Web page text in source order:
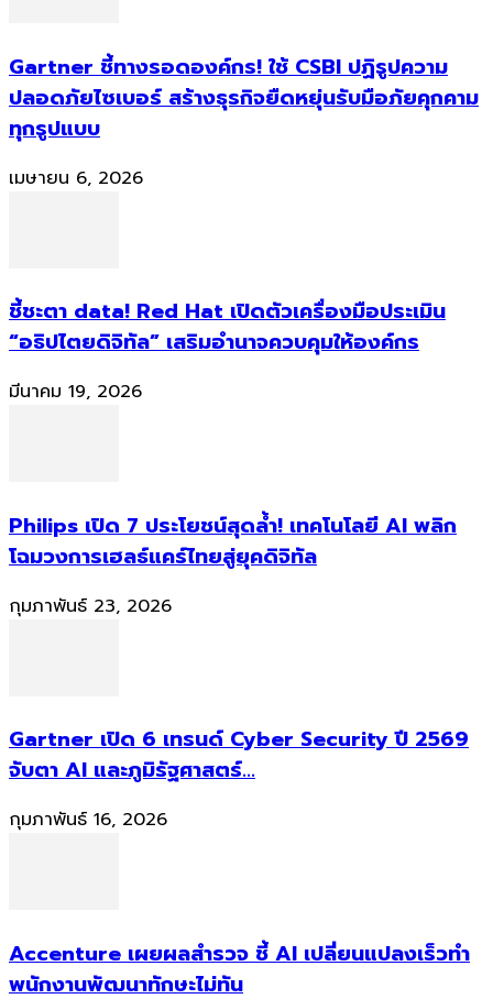
Gartner ชี้ทางรอดองค์กร! ใช้ CSBI ปฏิรูปความ
ปลอดภัยไซเบอร์ สร้างธุรกิจยืดหยุ่นรับมือภัยคุกคาม
ทุกรูปแบบ
เมษายน 6, 2026
ชี้ชะตา data! Red Hat เปิดตัวเครื่องมือประเมิน
“อธิปไตยดิจิทัล” เสริมอำนาจควบคุมให้องค์กร
มีนาคม 19, 2026
Philips เปิด 7 ประโยชน์สุดล้ำ! เทคโนโลยี AI พลิก
โฉมวงการเฮลธ์แคร์ไทยสู่ยุคดิจิทัล
กุมภาพันธ์ 23, 2026
Gartner เปิด 6 เทรนด์ Cyber Security ปี 2569
จับตา AI และภูมิรัฐศาสตร์...
กุมภาพันธ์ 16, 2026
Accenture เผยผลสำรวจ ชี้ AI เปลี่ยนแปลงเร็วทำ
พนักงานพัฒนาทักษะไม่ทัน